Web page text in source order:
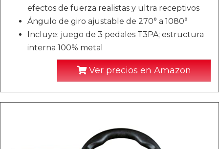
efectos de fuerza realistas y ultra receptivos
Ángulo de giro ajustable de 270° a 1080°
Incluye: juego de 3 pedales T3PA; estructura
interna 100% metal
Ver precios en Amazon